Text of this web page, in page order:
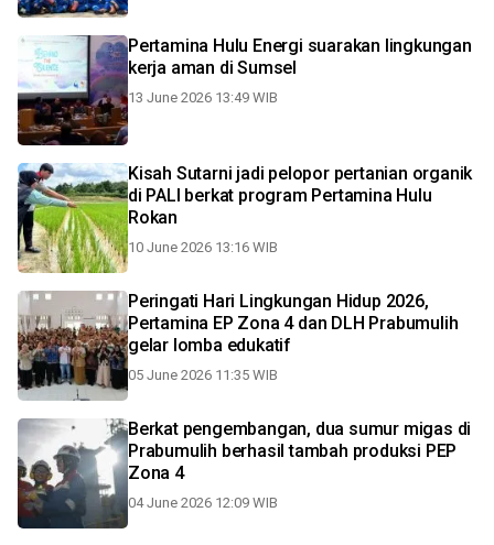
Pertamina Hulu Energi suarakan lingkungan
kerja aman di Sumsel
13 June 2026 13:49 WIB
Kisah Sutarni jadi pelopor pertanian organik
di PALI berkat program Pertamina Hulu
Rokan
10 June 2026 13:16 WIB
Peringati Hari Lingkungan Hidup 2026,
Pertamina EP Zona 4 dan DLH Prabumulih
gelar lomba edukatif
05 June 2026 11:35 WIB
Berkat pengembangan, dua sumur migas di
Prabumulih berhasil tambah produksi PEP
Zona 4
04 June 2026 12:09 WIB